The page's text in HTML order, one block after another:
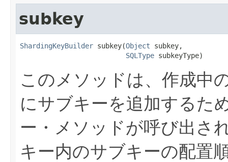
subkey
ShardingKeyBuilder subkey​(Object subkey,
SQLType subkeyType)
このメソッドは、作成
にサブキーを追加するた
ー・メソッドが呼び出さ
キー内のサブキーの配置